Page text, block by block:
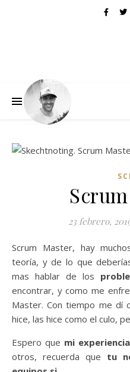
23 febrero,
Scrum Master, hay muchos artículos que hablan de la
teoría, y de lo que
mas hablar de los
encontrar, y como me
Master. Con tiempo me dí
hice, las hice como el culo,
Espero que mi experiencia
otros, recuerda que tu